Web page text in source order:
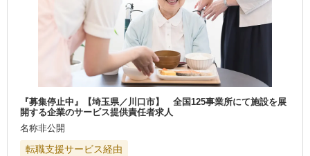
『募集停止中』【埼玉県／川口市】 全国125事業所にて施設を展
開する企業のサービス提供責任者求人
名称非公開
転職支援サービス経由